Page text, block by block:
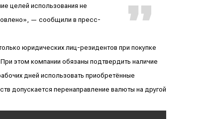
целей использования не
— сообщили в пресс-
юридических лиц-резидентов при покупке
этом компании обязаны подтвердить наличие
дней использовать приобретённые
допускается перенаправление валюты на другой